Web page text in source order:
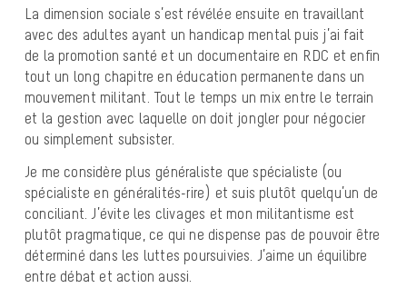
La dimension sociale s’est révélée ensuite en travaillant
avec des adultes ayant un handicap mental puis j’ai fait
de la promotion santé et un documentaire en RDC et enfin
tout un long chapitre en éducation permanente dans un
mouvement militant. Tout le temps un mix entre le terrain
et la gestion avec laquelle on doit jongler pour négocier
ou simplement subsister.
Je me considère plus généraliste que spécialiste (ou
spécialiste en généralités-rire) et suis plutôt quelqu’un de
conciliant. J’évite les clivages et mon militantisme est
plutôt pragmatique, ce qui ne dispense pas de pouvoir être
déterminé dans les luttes poursuivies. J’aime un équilibre
entre débat et action aussi.